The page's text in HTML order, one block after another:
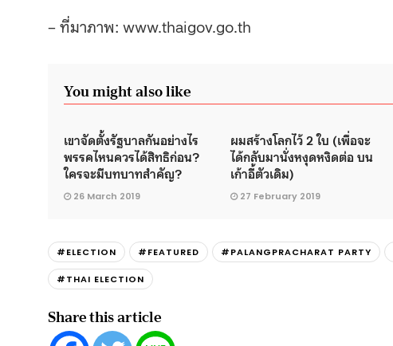
– ที่มาภาพ: www.thaigov.go.th
You might also like
เขาจัดตั้งรัฐบาลกันอย่างไร
พรรคไหนควรได้สิทธิก่อน?
ใครจะมีบทบาทสำคัญ?
26 March 2019
ผมสร้างโลกไว้ 2 ใบ (เพื่อจะ
ได้กลับมานั่งหงุดหงิดต่อ บน
เก้าอี้ตัวเดิม)
27 February 2019
#ELECTION #FEATURED #PALANGPRACHARAT PARTY
#THAI ELECTION
Share this article